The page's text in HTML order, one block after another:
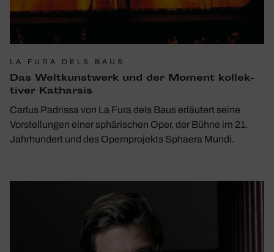
LA FURA DELS BAUS
Das Welt­kunst­werk und der Moment kollek­
tiver Katharsis
Carlus Padrissa von La Fura dels Baus erläutert seine
Vorstellungen einer sphärischen Oper, der Bühne im 21.
Jahrhundert und des Opernprojekts Sphaera Mundi.